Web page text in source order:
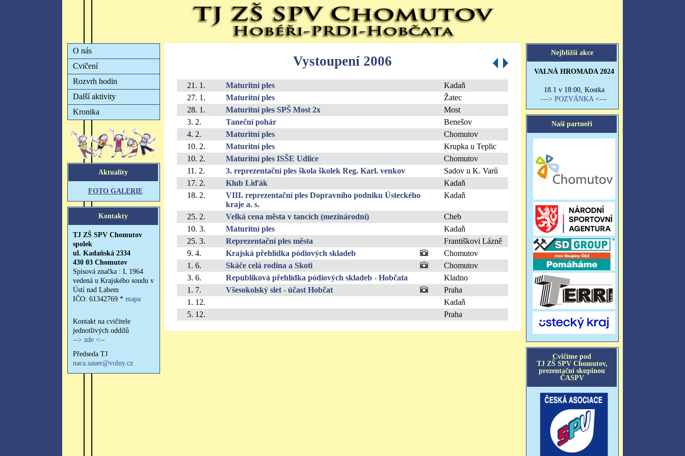
Vystoupení 2006
21. 1. Maturitní ples
Kadaň
27. 1.
Maturitní ples
Žatec
28. 1.
Maturitní ples SPŠ Most 2x
Most
3. 2.
Taneční pohár
Benešov
4. 2.
Maturitní ples
Chomutov
10. 2.
Maturitní ples
Krupka u Teplic
10. 2.
Maturitní ples ISŠE Udlice
Chomutov
11. 2.
3. reprezentační ples škola školek Reg. Karl. venkov
Sadov u K. Varů
17. 2.
Klub Liďák
Kadaň
18. 2.
VIII. reprezentační ples Dopravního podniku Ústeckého
kraje a. s.
Kadaň
25. 2. Velká cena města v tancích (mezinárodní)
Cheb
10. 3.
Maturitní ples
Kadaň
25. 3.
Reprezentační ples města
Františkovi Lázně
9. 4.
Krajská přehlídka pódiových skladeb
Chomutov
1. 6.
Skáče celá rodina a Skoti
Chomutov
3. 6.
Republiková přehlídka pódiových skladeb - Hobčata
Kladno
1. 7.
Všesokolský slet - účast Hobčat
Praha
1. 12.
Kadaň
5. 12.
Praha